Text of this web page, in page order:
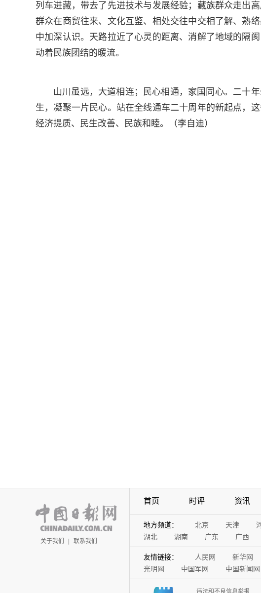
列车进藏，带去了先进技术与发展经验；藏族群众走出
群众在商贸往来、文化互鉴、相处交往中交相了解、熟
中加深认识。天路拉近了心灵的距离、消解了地域的隔
动着民族团结的暖流。
山川虽远，大道相连；民心相通，家国同心。二十
生，凝聚一片民心。站在全线通车二十周年的新起点，
经济提质、民生改善、民族和睦。（李自迪）
关于我们 | 联系我们
首页 时评 资讯
地方频道： 北京 天津
湖北
湖南 广东 广西
友情链接： 人民网 新华网
光明网
中国军网 中国新闻网
违法和不良信息举报